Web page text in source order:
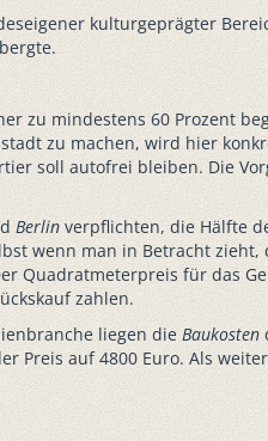
kulturgeprägter
zu mindestens 60 Prozent
zu machen, wird hier
soll autofrei bleiben. Die
Berlin verpflichten, die Hälfte
wenn man in Betracht zieht,
Quadratmeterpreis für das
zahlen.
liegen die Baukosten
Preis auf 4800 Euro. Als